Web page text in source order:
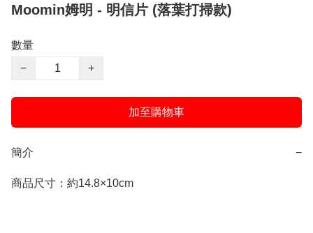
Moomin姆明 - 明信片 (落葉打掃款)
數量
−
+
加至購物車
簡介 −
商品尺寸：約14.8×10cm